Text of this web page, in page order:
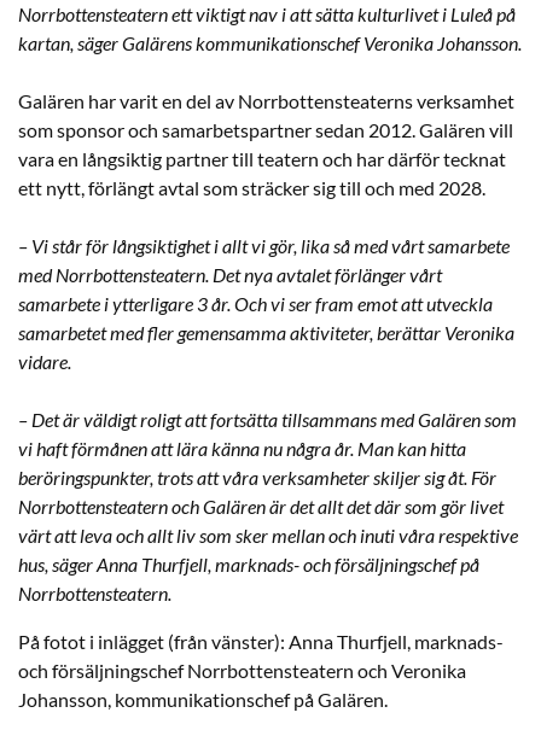
Norrbottensteatern ett viktigt nav i att sätta kulturlivet i Luleå på
kartan, säger Galärens kommunikationschef Veronika Johansson.
Galären har varit en del av Norrbottensteaterns verksamhet
som sponsor och samarbetspartner sedan 2012. Galären vill
vara en långsiktig partner till teatern och har därför tecknat
ett nytt, förlängt avtal som sträcker sig till och med 2028.
– Vi står för långsiktighet i allt vi gör, lika så med vårt samarbete
med Norrbottensteatern. Det nya avtalet förlänger vårt
samarbete i ytterligare 3 år. Och vi ser fram emot att utveckla
samarbetet med fler gemensamma aktiviteter, berättar Veronika
vidare.
– Det är väldigt roligt att fortsätta tillsammans med Galären som
vi haft förmånen att lära känna nu några år. Man kan hitta
beröringspunkter, trots att våra verksamheter skiljer sig åt. För
Norrbottensteatern och Galären är det allt det där som gör livet
värt att leva och allt liv som sker mellan och inuti våra respektive
hus, säger Anna Thurfjell, marknads- och försäljningschef på
Norrbottensteatern.
På fotot i inlägget (från vänster): Anna Thurfjell, marknads-
och försäljningschef Norrbottensteatern och Veronika
Johansson, kommunikationschef på Galären.